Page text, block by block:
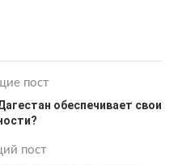
пост
обеспечивает свои
пост